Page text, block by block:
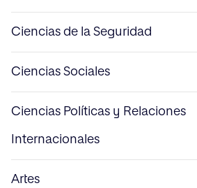
Ciencias de la Seguridad
Ciencias Sociales
Ciencias Políticas y Relaciones
Internacionales
Artes